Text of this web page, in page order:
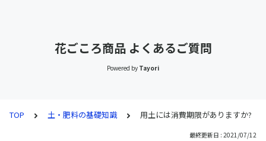
花ごころ商品 よくあるご質問
Powered by Tayori
TOP 土・肥料の基礎知識 用土には消費期限がありますか?
最終更新日 : 2021/07/12